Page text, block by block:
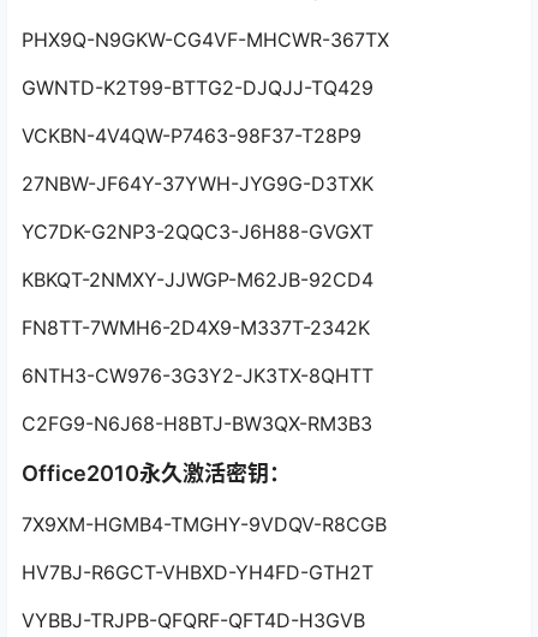
PHX9Q-N9GKW-CG4VF-MHCWR-367TX
GWNTD-K2T99-BTTG2-DJQJJ-TQ429
VCKBN-4V4QW-P7463-98F37-T28P9
27NBW-JF64Y-37YWH-JYG9G-D3TXK
YC7DK-G2NP3-2QQC3-J6H88-GVGXT
KBKQT-2NMXY-JJWGP-M62JB-92CD4
FN8TT-7WMH6-2D4X9-M337T-2342K
6NTH3-CW976-3G3Y2-JK3TX-8QHTT
C2FG9-N6J68-H8BTJ-BW3QX-RM3B3
Office2010永久激活密钥：
7X9XM-HGMB4-TMGHY-9VDQV-R8CGB
HV7BJ-R6GCT-VHBXD-YH4FD-GTH2T
VYBBJ-TRJPB-QFQRF-QFT4D-H3GVB